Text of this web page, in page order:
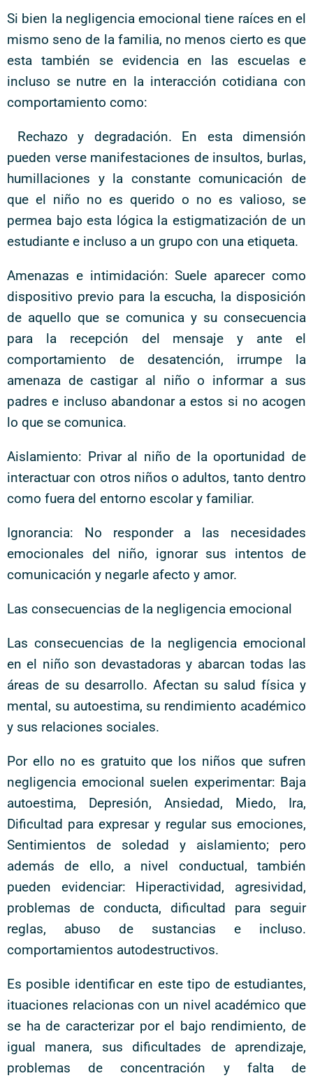
Si bien la negligencia emocional tiene raíces en el
mismo seno de la familia, no menos cierto es que
esta también se evidencia en las escuelas e
incluso se nutre en la interacción cotidiana con
comportamiento como:
Rechazo y degradación. En esta dimensión
pueden verse manifestaciones de insultos, burlas,
humillaciones y la constante comunicación de
que el niño no es querido o no es valioso, se
permea bajo esta lógica la estigmatización de un
estudiante e incluso a un grupo con una etiqueta.
Amenazas e intimidación: Suele aparecer como
dispositivo previo para la escucha, la disposición
de aquello que se comunica y su consecuencia
para la recepción del mensaje y ante el
comportamiento de desatención, irrumpe la
amenaza de castigar al niño o informar a sus
padres e incluso abandonar a estos si no acogen
lo que se comunica.
Aislamiento: Privar al niño de la oportunidad de
interactuar con otros niños o adultos, tanto dentro
como fuera del entorno escolar y familiar.
Ignorancia: No responder a las necesidades
emocionales del niño, ignorar sus intentos de
comunicación y negarle afecto y amor.
Las consecuencias de la negligencia emocional
Las consecuencias de la negligencia emocional
en el niño son devastadoras y abarcan todas las
áreas de su desarrollo. Afectan su salud física y
mental, su autoestima, su rendimiento académico
y sus relaciones sociales.
Por ello no es gratuito que los niños que sufren
negligencia emocional suelen experimentar: Baja
autoestima, Depresión, Ansiedad, Miedo, Ira,
Dificultad para expresar y regular sus emociones,
Sentimientos de soledad y aislamiento; pero
además de ello, a nivel conductual, también
pueden evidenciar: Hiperactividad, agresividad,
problemas de conducta, dificultad para seguir
reglas, abuso de sustancias e incluso.
comportamientos autodestructivos.
Es posible identificar en este tipo de estudiantes,
ituaciones relacionas con un nivel académico que
se ha de caracterizar por el bajo rendimiento, de
igual manera, sus dificultades de aprendizaje,
problemas de concentración y falta de